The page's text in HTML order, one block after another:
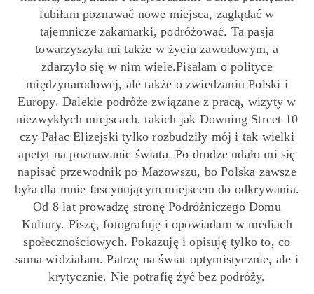
lubiłam poznawać nowe miejsca, zaglądać w
tajemnicze zakamarki, podróżować. Ta pasja
towarzyszyła mi także w życiu zawodowym, a
zdarzyło się w nim wiele.Pisałam o polityce
międzynarodowej, ale także o zwiedzaniu Polski i
Europy. Dalekie podróże związane z pracą, wizyty w
niezwykłych miejscach, takich jak Downing Street 10
czy Pałac Elizejski tylko rozbudziły mój i tak wielki
apetyt na poznawanie świata. Po drodze udało mi się
napisać przewodnik po Mazowszu, bo Polska zawsze
była dla mnie fascynującym miejscem do odkrywania.
Od 8 lat prowadzę stronę Podróżniczego Domu
Kultury. Piszę, fotografuję i opowiadam w mediach
społecznościowych. Pokazuję i opisuję tylko to, co
sama widziałam. Patrzę na świat optymistycznie, ale i
krytycznie. Nie potrafię żyć bez podróży.